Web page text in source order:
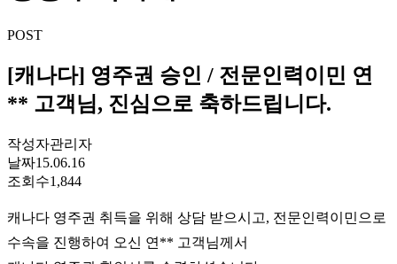
POST
[캐나다] 영주권 승인 / 전문인력이민 연
** 고객님, 진심으로 축하드립니다.
작성자관리자
날짜15.06.16
조회수1,844
캐나다 영주권 취득을 위해 상담 받으시고, 전문인력이민으로
수속을 진행하여 오신 연** 고객님께서